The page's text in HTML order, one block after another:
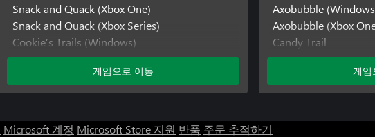
Snack and Quack (Xbox One)
Snack and Quack (Xbox Series)
Cookie’s Trails (Windows)
Cookie’s Trails (Xbox One)
Cookie’s Trails (Xbox Series)
Steampunch: Lost Tombs
Steampunch: Lost Tombs (Xbox One)
게임으로 이동
Axobubble
Axobubble (Xbox
Candy Trail
Candy Trail
Candy Trail (Xbox
Steampunch: Lost
Steampunch: Lost
게임
Microsoft 계정 Microsoft Store 지원 반품 주문 추적하기